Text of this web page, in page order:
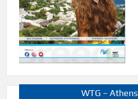
WTG – Athens